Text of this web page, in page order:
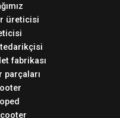
üreticisi
fabrikası